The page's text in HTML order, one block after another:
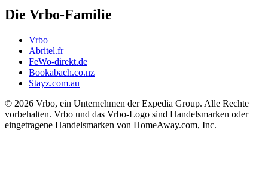
Die Vrbo-Familie
Vrbo
Abritel.fr
FeWo-direkt.de
Bookabach.co.nz
Stayz.com.au
© 2026 Vrbo, ein Unternehmen der Expedia Group. Alle Rechte
vorbehalten. Vrbo und das Vrbo-Logo sind Handelsmarken oder
eingetragene Handelsmarken von HomeAway.com, Inc.